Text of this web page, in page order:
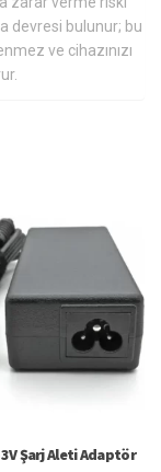
devresi bulunur; bu
ve cihazınızı
Şarj Aleti Adaptör